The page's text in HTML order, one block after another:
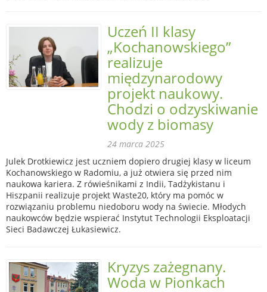
Uczeń II klasy
„Kochanowskiego”
realizuje
międzynarodowy
projekt naukowy.
Chodzi o odzyskiwanie
wody z biomasy
24 marca 2025
Julek Drotkiewicz jest uczniem dopiero drugiej klasy w liceum
Kochanowskiego w Radomiu, a już otwiera się przed nim
naukowa kariera. Z rówieśnikami z Indii, Tadżykistanu i
Hiszpanii realizuje projekt Waste20, który ma pomóc w
rozwiązaniu problemu niedoboru wody na świecie. Młodych
naukowców będzie wspierać Instytut Technologii Eksploatacji
Sieci Badawczej Łukasiewicz.
Kryzys zażegnany.
Woda w Pionkach